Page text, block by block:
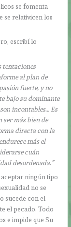
se fomenta
se relativicen los
escribí lo
tentaciones
al plan de
fuerte, y no
bajo su dominante
incontables… Es
ser más bien de
directa con la
más el
cuán
desordenada.”
ningún tipo
no se
sucede con el
el pecado. Todo
e impide que Su